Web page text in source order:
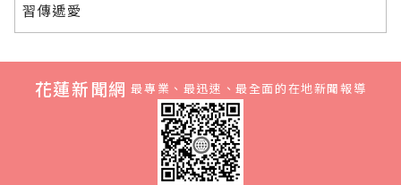
習傳遞愛
花蓮新聞網 最專業、最迅速、最全面的在地新聞報導